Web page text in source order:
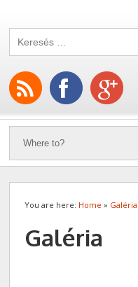
You are here: Home » Galéria
Galéria